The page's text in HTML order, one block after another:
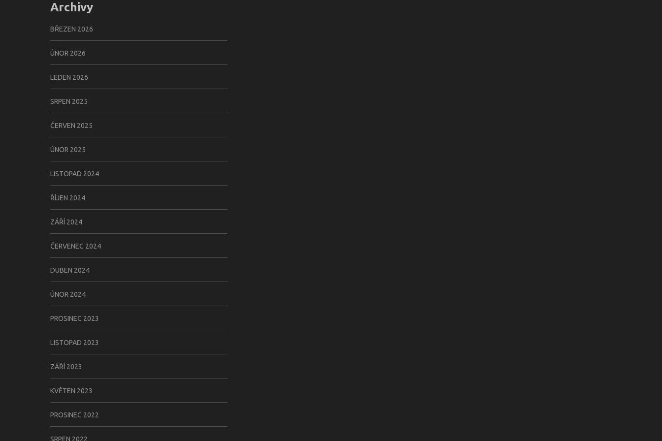
Archivy
BŘEZEN 2026
ÚNOR 2026
LEDEN 2026
SRPEN 2025
ČERVEN 2025
ÚNOR 2025
LISTOPAD 2024
ŘÍJEN 2024
ZÁŘÍ 2024
ČERVENEC 2024
DUBEN 2024
ÚNOR 2024
PROSINEC 2023
LISTOPAD 2023
ZÁŘÍ 2023
KVĚTEN 2023
PROSINEC 2022
SRPEN 2022